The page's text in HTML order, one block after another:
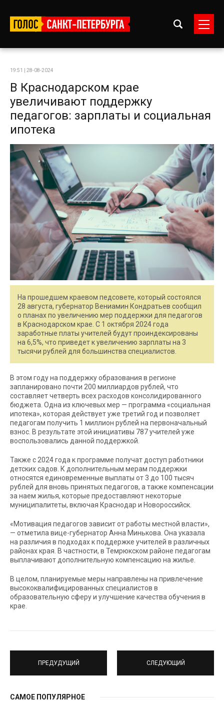
19:51 | 28-08-2024
В Краснодарском крае
увеличивают поддержку
педагогов: зарплаты и социальная
ипотека
На прошедшем краевом педсовете, который состоялся
28 августа, губернатор Вениамин Кондратьев сообщил
о планах по увеличению мер поддержки для педагогов
в Краснодарском крае. С 1 октября 2024 года
заработные платы учителей будут проиндексированы
на 6,5%, что приведет к увеличению зарплаты на 3
тысячи рублей для большинства специалистов.
В этом году на поддержку образования в регионе
запланировано почти 200 миллиардов рублей, что
составляет четверть всех расходов консолидированного
бюджета. Одна из ключевых мер — программа «социальная
ипотека», которая действует уже третий год и позволяет
педагогам получить 1 миллион рублей на первоначальный
взнос. В результате этой инициативы 787 учителей уже
воспользовались данной поддержкой.
Также с 2024 года к программе получат доступ работники
детских садов. К дополнительным мерам поддержки
относятся единовременные выплаты от 3 до 100 тысяч
рублей для вновь принятых педагогов, а также компенсации
за наем жилья, которые предоставляют некоторые
муниципалитеты, включая Краснодар и Новороссийск.
«Мотивация педагогов зависит от работы местной власти»,
— отметила вице-губернатор Анна Минькова. Она указала
на различия в подходах к поддержке учителей в различных
районах края. В частности, в Темрюкском районе педагогам
выплачивают дополнительную компенсацию на жилье.
В целом, планируемые меры направлены на привлечение
высококвалифицированных специалистов в
образовательную сферу и улучшение качества обучения в
крае.
ПРЕДУДУЩИЙ СЛЕДУЮЩИЙ
САМОЕ ПОПУЛЯРНОЕ